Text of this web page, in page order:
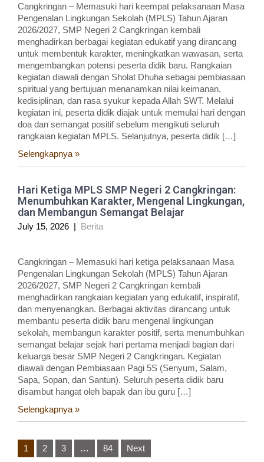
Cangkringan – Memasuki hari keempat pelaksanaan Masa
Pengenalan Lingkungan Sekolah (MPLS) Tahun Ajaran
2026/2027, SMP Negeri 2 Cangkringan kembali
menghadirkan berbagai kegiatan edukatif yang dirancang
untuk membentuk karakter, meningkatkan wawasan, serta
mengembangkan potensi peserta didik baru. Rangkaian
kegiatan diawali dengan Sholat Dhuha sebagai pembiasaan
spiritual yang bertujuan menanamkan nilai keimanan,
kedisiplinan, dan rasa syukur kepada Allah SWT. Melalui
kegiatan ini, peserta didik diajak untuk memulai hari dengan
doa dan semangat positif sebelum mengikuti seluruh
rangkaian kegiatan MPLS. Selanjutnya, peserta didik […]
Selengkapnya »
Hari Ketiga MPLS SMP Negeri 2 Cangkringan:
Menumbuhkan Karakter, Mengenal Lingkungan,
dan Membangun Semangat Belajar
July 15, 2026 | Berita
Cangkringan – Memasuki hari ketiga pelaksanaan Masa
Pengenalan Lingkungan Sekolah (MPLS) Tahun Ajaran
2026/2027, SMP Negeri 2 Cangkringan kembali
menghadirkan rangkaian kegiatan yang edukatif, inspiratif,
dan menyenangkan. Berbagai aktivitas dirancang untuk
membantu peserta didik baru mengenal lingkungan
sekolah, membangun karakter positif, serta menumbuhkan
semangat belajar sejak hari pertama menjadi bagian dari
keluarga besar SMP Negeri 2 Cangkringan. Kegiatan
diawali dengan Pembiasaan Pagi 5S (Senyum, Salam,
Sapa, Sopan, dan Santun). Seluruh peserta didik baru
disambut hangat oleh bapak dan ibu guru […]
Selengkapnya »
Posts
pagination
1 2 3 … 84 Next